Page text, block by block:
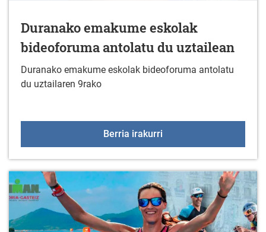
Duranako emakume eskolak
bideoforuma antolatu du uztailean
Duranako emakume eskolak bideoforuma antolatu
du uztailaren 9rako
Berria irakurri